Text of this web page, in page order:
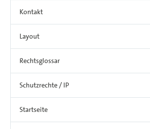
Kontakt
Layout
Rechtsglossar
Schutzrechte / IP
Startseite